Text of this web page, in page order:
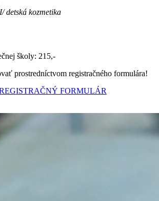
detská kozmetika
školy: 215,-
prostredníctvom registračného formulára!
FORMULÁR